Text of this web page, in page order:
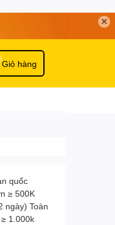
✕
Giỏ hàng
quốc
≥ 500K
ngày) Toàn
1.000k